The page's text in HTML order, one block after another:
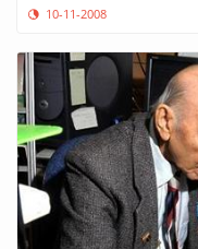
10-11-2008